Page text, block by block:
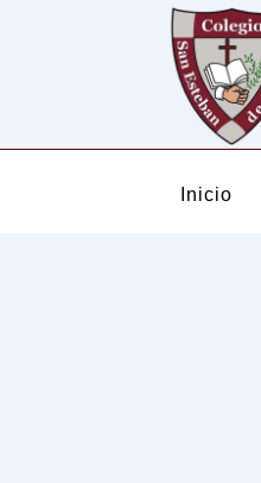
Inicio